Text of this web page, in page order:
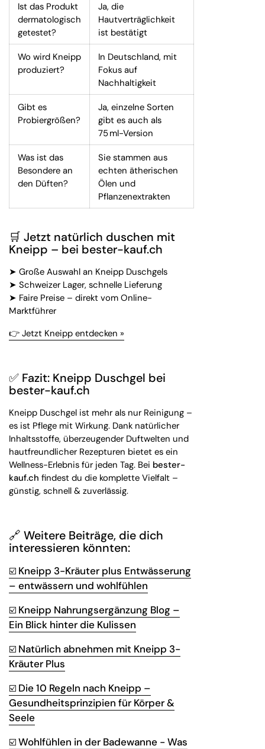
Ist das Produkt
dermatologisch
getestet?
Ja, die
Hautverträglichkeit
ist bestätigt
Wo wird Kneipp
produziert?
In Deutschland, mit
Fokus auf
Nachhaltigkeit
Gibt es
Probiergrößen?
Ja, einzelne Sorten
gibt es auch als
75 ml-Version
Was ist das
Besondere an
den Düften?
Sie stammen aus
echten ätherischen
Ölen und
Pflanzenextrakten
🛒 Jetzt natürlich duschen mit
Kneipp – bei bester-kauf.ch
➤ Große Auswahl an Kneipp Duschgels
➤ Schweizer Lager, schnelle Lieferung
➤ Faire Preise – direkt vom Online-
Marktführer
👉 Jetzt Kneipp entdecken »
✅ Fazit: Kneipp Duschgel bei
bester-kauf.ch
Kneipp Duschgel ist mehr als nur Reinigung –
es ist Pflege mit Wirkung. Dank natürlicher
Inhaltsstoffe, überzeugender Duftwelten und
hautfreundlicher Rezepturen bietet es ein
Wellness-Erlebnis für jeden Tag. Bei bester-
kauf.ch findest du die komplette Vielfalt –
günstig, schnell & zuverlässig.
🔗 Weitere Beiträge, die dich
interessieren könnten:
☑️ Kneipp 3-Kräuter plus Entwässerung
– entwässern und wohlfühlen
☑️ Kneipp Nahrungsergänzung Blog –
Ein Blick hinter die Kulissen
☑️ Natürlich abnehmen mit Kneipp 3-
Kräuter Plus
☑️ Die 10 Regeln nach Kneipp –
Gesundheitsprinzipien für Körper &
Seele
☑️ Wohlfühlen in der Badewanne - Was